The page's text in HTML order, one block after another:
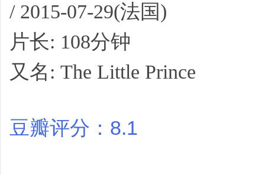
/ 2015-07-29(法国)
片长: 108分钟
又名: The Little Prince
豆瓣评分：8.1